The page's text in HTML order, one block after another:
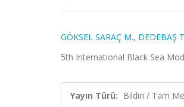
GÖKSEL SARAÇ M., DEDEBAŞ
5th International Black Sea
Yayın Türü: Bildiri / Tam